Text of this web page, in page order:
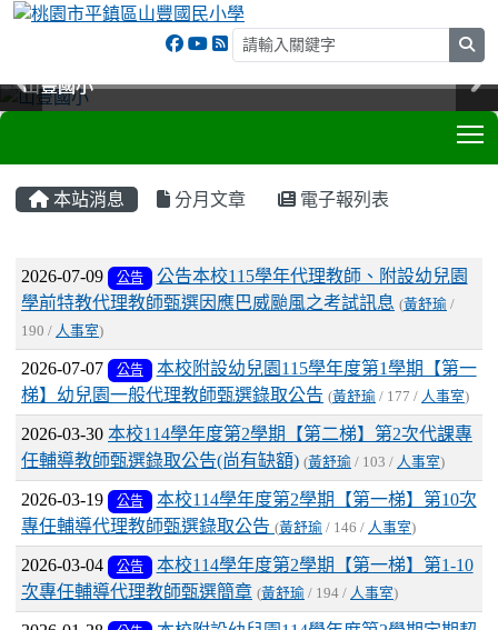
山豐國小
山豐國小
山豐國小
山豐國小
本站消息 分月文章 電子報列表
文章列表
2026-07-09 公告
公告本校115學年代理教師、附設幼兒園
學前特教代理教師甄選因應巴威颱風之考試訊息 (黃舒瑜 /
190 / 人事室)
2026-07-07 公告
本校附設幼兒園115學年度第1學期【第一
梯】幼兒園一般代理教師甄選錄取公告 (黃舒瑜 / 177 / 人事室)
2026-03-30 本校114學年度第2學期【第二梯】第2次代課專
任輔導教師甄選錄取公告(尚有缺額) (黃舒瑜 / 103 / 人事室)
2026-03-19 公告
本校114學年度第2學期【第一梯】第10次
專任輔導代理教師甄選錄取公告 (黃舒瑜 / 146 / 人事室)
2026-03-04 公告
本校114學年度第2學期【第一梯】第1-10
次專任輔導代理教師甄選簡章 (黃舒瑜 / 194 / 人事室)